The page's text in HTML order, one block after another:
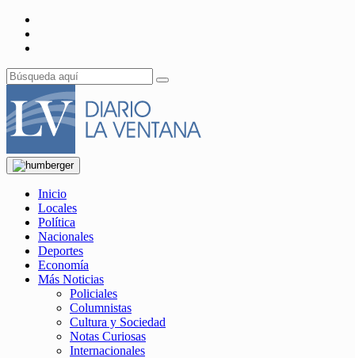
Inicio
Locales
Política
Nacionales
Deportes
Economía
Más Noticias
Policiales
Columnistas
Cultura y Sociedad
Notas Curiosas
Internacionales